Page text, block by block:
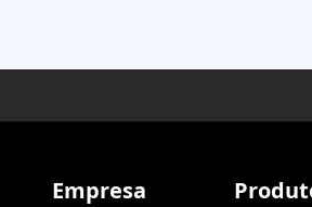
Empresa